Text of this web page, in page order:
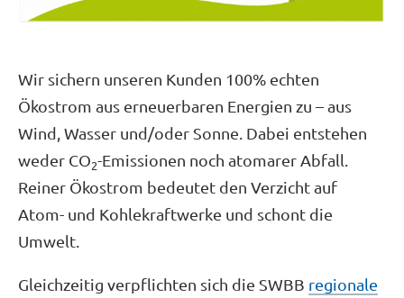
Wir sichern unseren Kunden 100% echten
Ökostrom aus erneuerbaren Energien zu – aus
Wind, Wasser und/oder Sonne. Dabei entstehen
weder CO2-Emissionen noch atomarer Abfall.
Reiner Ökostrom bedeutet den Verzicht auf
Atom- und Kohlekraftwerke und schont die
Umwelt.
Gleichzeitig verpflichten sich die SWBB regionale